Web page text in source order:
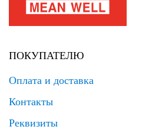
ПОКУПАТЕЛЮ
Оплата и доставка
Контакты
Реквизиты